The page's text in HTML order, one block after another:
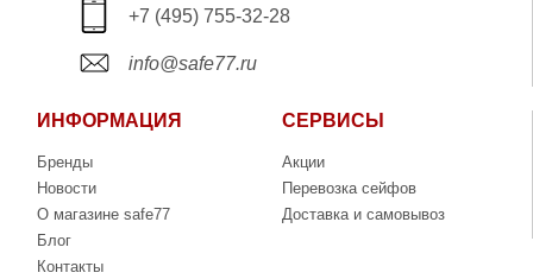
+7 (495) 755-32-28
info@safe77.ru
ИНФОРМАЦИЯ
Бренды
Новости
О магазине safe77
Блог
Контакты
СЕРВИСЫ
Акции
Перевозка сейфов
Доставка и самовывоз